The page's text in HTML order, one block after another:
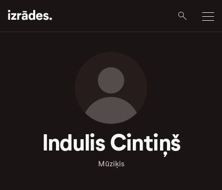
Indulis Cintiņš
Mūziķis